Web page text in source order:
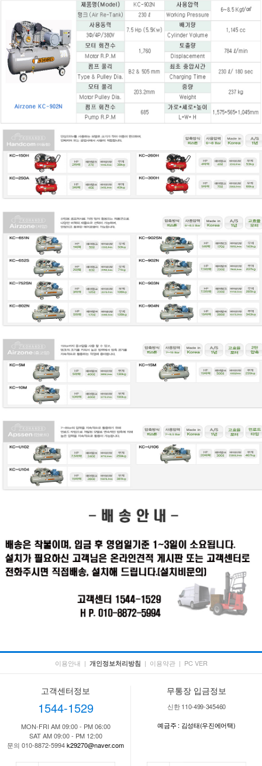
이용안내 | 개인정보처리방침 | 이용약관 | PC VER
고객센터정보
1544-1529
MON-FRI AM 09:00 - PM 06:00
SAT AM 09:00 - PM 12:00
문의 010-8872-5994k29270@naver.com
무통장 입금정보
신한 110-499-345460
예금주 : 김성태(우진에어택)